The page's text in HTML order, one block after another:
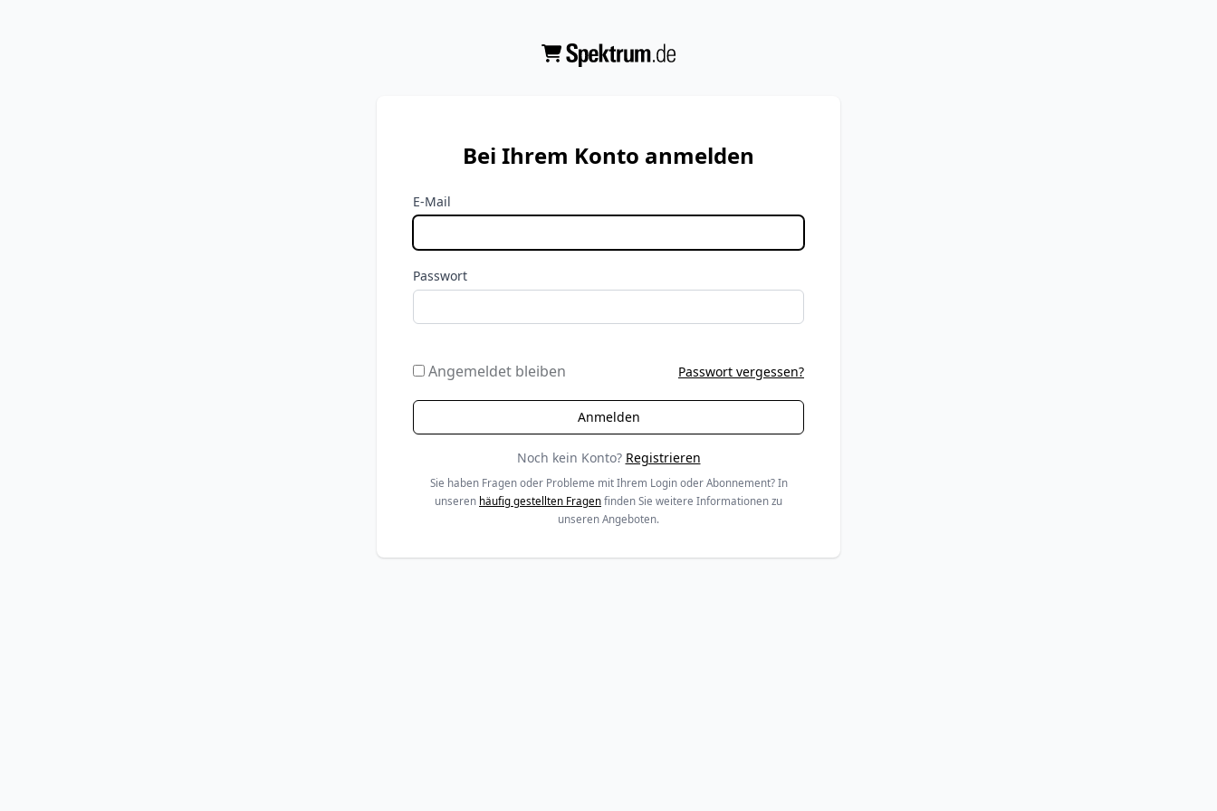
Bei Ihrem Konto anmelden
E-Mail
Passwort
Angemeldet bleiben Passwort vergessen?
Noch kein Konto? Registrieren
Sie haben Fragen oder Probleme mit Ihrem Login oder Abonnement? In
unseren häufig gestellten Fragen finden Sie weitere Informationen zu
unseren Angeboten.